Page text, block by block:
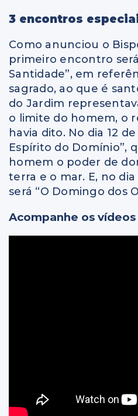
3 encontros
Como anunciou o
primeiro encontro
Santidade”, em
sagrado, ao que é
do Jardim
o limite do homem, o
havia dito. No dia 12
Espírito do Domínio”,
homem o poder de
terra e o mar. E, no
será “O Domingo dos
Acompanhe os